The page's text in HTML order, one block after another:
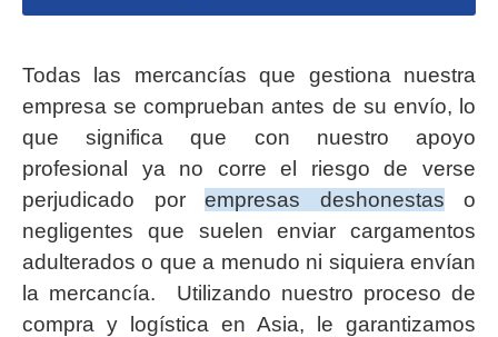
Todas las mercancías que gestiona nuestra
empresa se comprueban antes de su envío, lo
que significa que con nuestro apoyo
profesional ya no corre el riesgo de verse
perjudicado por empresas deshonestas o
negligentes que suelen enviar cargamentos
adulterados o que a menudo ni siquiera envían
la mercancía. Utilizando nuestro proceso de
compra y logística en Asia, le garantizamos